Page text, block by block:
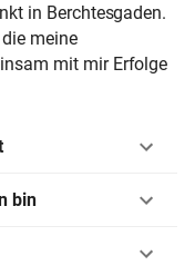
in Berchtesgaden.
meine
mit mir Erfolge
bin